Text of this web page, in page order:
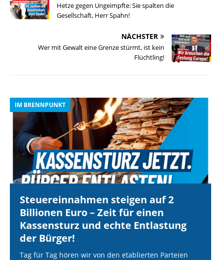
Hetze gegen Ungeimpfte: Sie spalten die
Gesellschaft, Herr Spahn!
NÄCHSTER
Wer mit Gewalt eine Grenze stürmt, ist kein
Flüchtling!
IM BRENNPUNKT
Steuereinnahmen steigen auf 2
Billionen Euro – Zeit für einen
Kassensturz und echte Entlastung
der Bürger!
Tag für Tag hören wir von den etablierten Parteien